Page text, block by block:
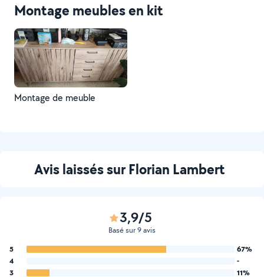
Montage meubles en kit
Montage de meuble
Avis laissés sur Florian Lambert
3,9/5
Basé sur 9 avis
5
67%
4
-
3
11%